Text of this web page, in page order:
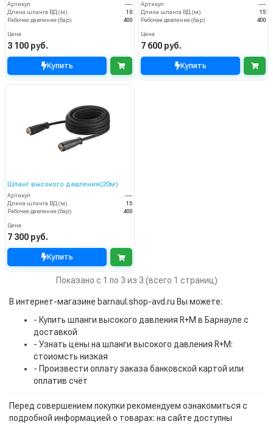
Артикул
----
Длина шланга ВД (м)
10
Рабочее давление (бар)
400
Цена
3 100 руб.
Купить
Артикул
----
Длина шланга ВД (м)
15
Рабочее давление (бар)
400
Цена
7 600 руб.
Купить
Шланг высокого давления(20м)
Артикул
----
Длина шланга ВД (м)
15
Рабочее давление (бар)
400
Цена
7 300 руб.
Купить
Показано с 1 по 3 из 3 (всего 1 страниц)
В интернет-магазине barnaul.shop-avd.ru Вы можете:
- Купить шланги высокого давления R+M в Барнауле с
доставкой
- Узнать цены на шланги высокого давления R+M:
стоиомсть низкая
- Произвести оплату заказа банковской картой или
оплатив счёт
Перед совершением покупки рекомендуем ознакомиться с
подробной информацией о товарах: на сайте доступны